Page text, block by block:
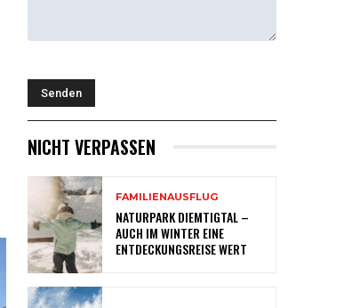
NICHT VERPASSEN
FAMILIENAUSFLUG
NATURPARK DIEMTIGTAL –
AUCH IM WINTER EINE
ENTDECKUNGSREISE WERT